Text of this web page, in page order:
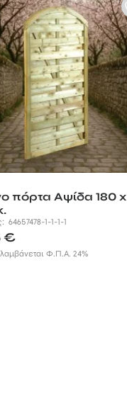
πόρτα Αψίδα 180 x
64657478-1-1-1-1
€
Φ.Π.Α. 24%